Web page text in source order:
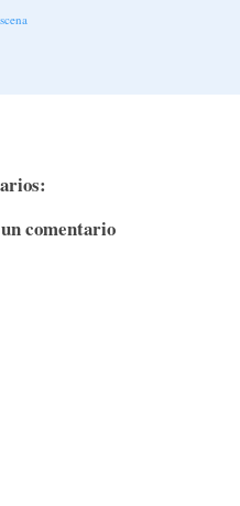
comentario